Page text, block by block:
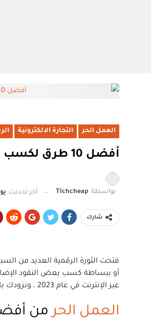
العمل الحر التجارة الالكترونية
أفضل 10 طرق لكسب المال عبر الإنترنت في عام 2023
بواسطة Tichcheap آخر تحديث
شارك
فتحت الثورة الرقمية العديد من
عبر الإنترنت في عام 2023 ، ونزودك بالنصائح والموارد العملية لمساعدتك على الشروع في رحلتك الرقمية نحو الحرية المالية.
العمل الحرمن أفضل 10 طرق لكسب